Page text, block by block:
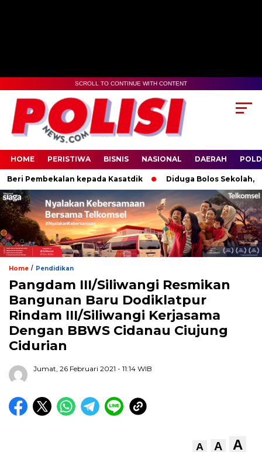
SCROLL TO CONTINUE WITH CONTENT
HOME PERISTIWA BISNIS NASIONAL DAERAH
Pembekalan kepada Kasatdik Diduga Bolos Sekolah, 2
Home / Pendidikan
Pangdam III/Siliwangi Resmikan
Bangunan Baru Dodiklatpur
Rindam III/Siliwangi Kerjasama
Dengan BBWS Cidanau Ciujung
Cidurian
Jumat, 26 Februari 2021 - 11:14 WIB
A A A